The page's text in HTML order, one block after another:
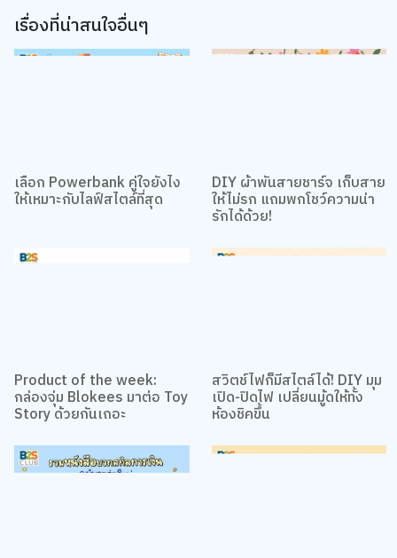
เรื่องที่น่าสนใจอื่นๆ
เลือก Powerbank คู่ใจยังไง
ให้เหมาะกับไลฟ์สไตล์ที่สุด
DIY ผ้าพันสายชาร์จ เก็บสาย
ให้ไม่รก แถมพกโชว์ความน่า
รักได้ด้วย!
Product of the week:
กล่องจุ่ม Blokees มาต่อ Toy
Story ด้วยกันเถอะ
สวิตช์ไฟก็มีสไตล์ได้! DIY มุม
เปิด-ปิดไฟ เปลี่ยนมู้ดให้ทั้ง
ห้องชิคขึ้น